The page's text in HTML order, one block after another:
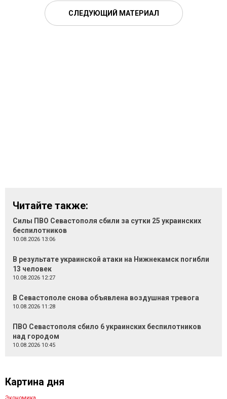
СЛЕДУЮЩИЙ МАТЕРИАЛ
Читайте также:
Силы ПВО Севастополя сбили за сутки 25 украинских
беспилотников
10.08.2026 13:06
В результате украинской атаки на Нижнекамск погибли
13 человек
10.08.2026 12:27
В Севастополе снова объявлена воздушная тревога
10.08.2026 11:28
ПВО Севастополя сбило 6 украинских беспилотников
над городом
10.08.2026 10:45
Картина дня